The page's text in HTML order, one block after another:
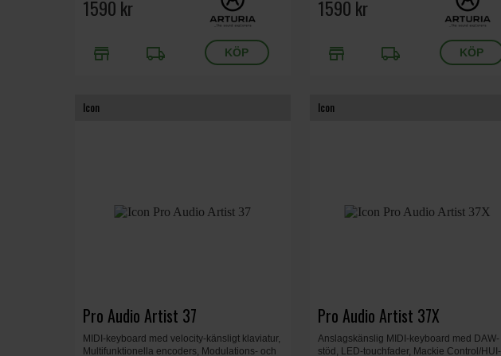
1590 kr
store local_shipping
1590 kr
store local_shipping
Icon
Pro Audio Artist 37
MIDI-keyboard med velocity-känsligt klaviatur,
Multifunktionella encoders, Modulations- och
Icon
Pro Audio Artist 37X
Anslagskänslig MIDI-keyboard med DAW-
stöd, LED-touchfader, Mackie Control/HUI-